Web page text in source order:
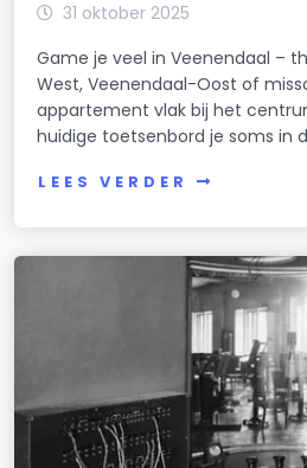
31 oktober 2025
Game je veel in Veenendaal –
West, Veenendaal-Oost of
appartement vlak bij het
huidige toetsenbord je soms in
LEES VERDER